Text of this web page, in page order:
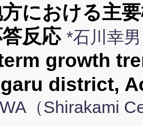
における主
反応 *石川幸
growth
district,
（Shirakami